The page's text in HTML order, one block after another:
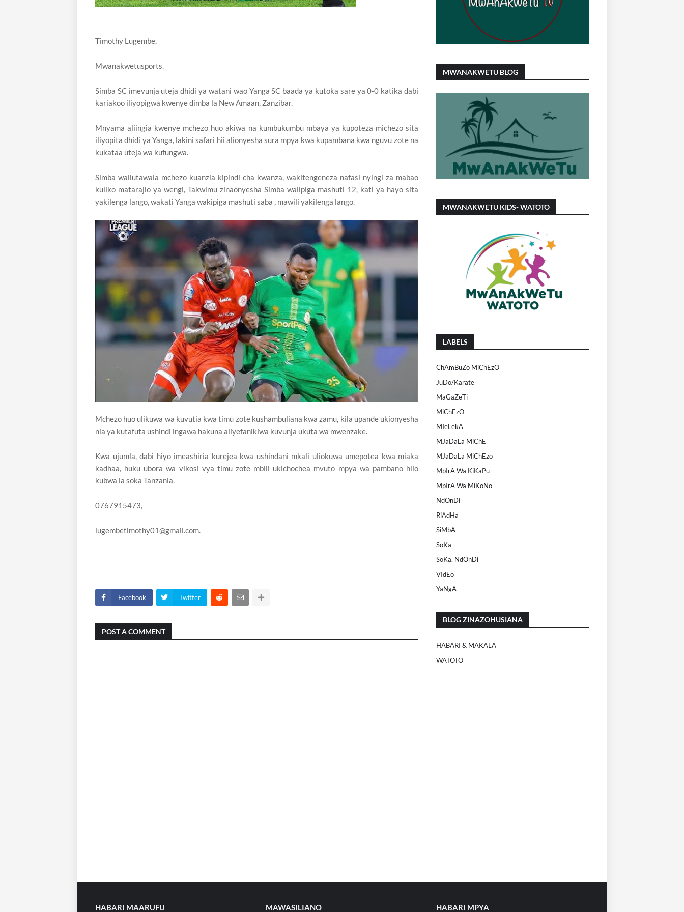
Timothy Lugembe,
Mwanakwetusports.
Simba SC imevunja uteja dhidi ya watani wao Yanga SC baada ya kutoka sare ya 0-0 katika dabi
kariakoo iliyopigwa kwenye dimba la New Amaan, Zanzibar.
Mnyama aliingia kwenye mchezo huo akiwa na kumbukumbu mbaya ya kupoteza michezo sita
iliyopita dhidi ya Yanga, lakini safari hii alionyesha sura mpya kwa kupambana kwa nguvu zote na
kukataa uteja wa kufungwa.
Simba waliutawala mchezo kuanzia kipindi cha kwanza, wakitengeneza nafasi nyingi za mabao
kuliko matarajio ya wengi, Takwimu zinaonyesha Simba walipiga mashuti 12, kati ya hayo sita
yakilenga lango, wakati Yanga wakipiga mashuti saba , mawili yakilenga lango.
Mchezo huo ulikuwa wa kuvutia kwa timu zote kushambuliana kwa zamu, kila upande ukionyesha
nia ya kutafuta ushindi ingawa hakuna aliyefanikiwa kuvunja ukuta wa mwenzake.
Kwa ujumla, dabi hiyo imeashiria kurejea kwa ushindani mkali uliokuwa umepotea kwa miaka
kadhaa, huku ubora wa vikosi vya timu zote mbili ukichochea mvuto mpya wa pambano hilo
kubwa la soka Tanzania.
0767915473,
lugembetimothy01@gmail.com.
Facebook Twitter
POST A COMMENT
MWANAKWETU BLOG
MWANAKWETU KIDS- WATOTO
LABELS
ChAmBuZo MiChEzO
JuDo/Karate
MaGaZeTi
MiChEzO
MIeLekA
MJaDaLa MiChE
MJaDaLa MiChEzo
MpIrA Wa KiKaPu
MpIrA Wa MiKoNo
NdOnDi
RiAdHa
SiMbA
SoKa
SoKa. NdOnDi
VIdEo
YaNgA
BLOG ZINAZOHUSIANA
HABARI & MAKALA
WATOTO
HABARI MAARUFU MAWASILIANO HABARI MPYA